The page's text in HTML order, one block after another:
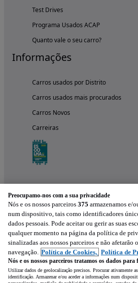
Test Drives
Programa Usados ACAP
Quanto vale o seu carro?
Informações
Carros usados por Distrito
Carros usados mais procurados
Carros Novos
Carreiras
Experimenta a
Preocupamo-nos com a sua privacidade
Nós e os nossos parceiros 375 armazenamos e/
num dispositivo, tais como identificadores
dados pessoais. Pode aceitar ou gerir as suas
qualquer momento na página da política de
sinalizadas aos nossos parceiros e não afetarão
navegação. Política de Cookies, Política de
Nós e os nossos parceiros tratamos os dados para
Utilizar dados de geolocalização precisos. Procurar ativamente
identificação. Armazenar e/ou aceder a informações num